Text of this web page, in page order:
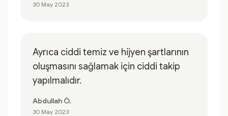
30 May 2023
Ayrıca ciddi temiz ve hijyen şartlarının
oluşmasını sağlamak için ciddi takip
yapılmalıdır.
Abdullah Ö.
30 May 2023